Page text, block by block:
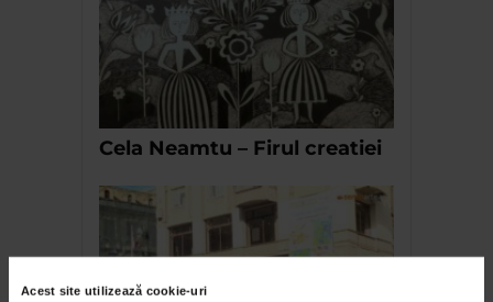
Acest site utilizează cookie-uri
Cela Neamtu – Firul creatiei